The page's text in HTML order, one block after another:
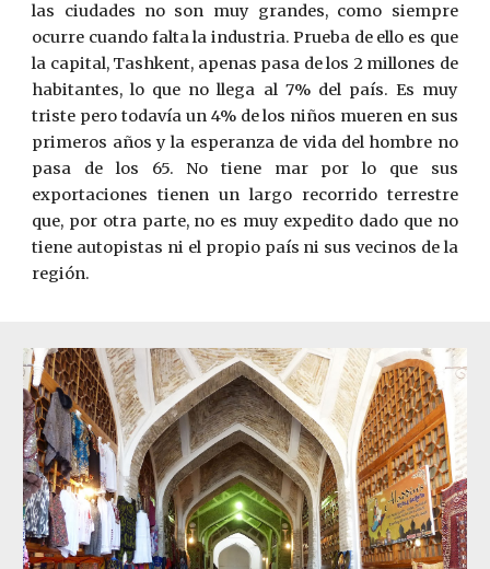
las ciudades no son muy grandes, como siempre
ocurre cuando falta la industria. Prueba de ello es que
la capital, Tashkent, apenas pasa de los 2 millones de
habitantes, lo que no llega al 7% del país. Es muy
triste pero todavía un 4% de los niños mueren en sus
primeros años y la esperanza de vida del hombre no
pasa de los 65. No tiene mar por lo quesus
exportaciones tienen un largo recorrido terrestre
que, por otra parte, no es muy expedito dado que no
tiene autopistas ni el propio país ni sus vecinos de la
región.